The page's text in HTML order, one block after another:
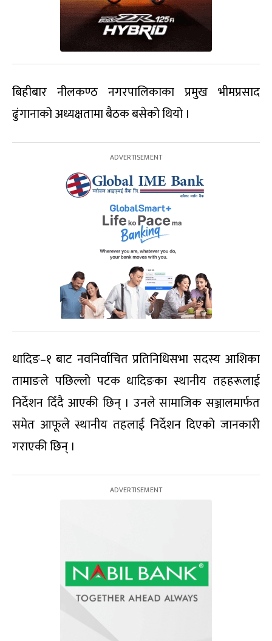
बिहीबार नीलकण्ठ नगरपालिकाका प्रमुख भीमप्रसाद
ढुंगानाको अध्यक्षतामा बैठक बसेको थियो ।
धादिङ–१ बाट नवनिर्वाचित प्रतिनिधिसभा सदस्य आशिका
तामाङले पछिल्लो पटक धादिङका स्थानीय तहहरूलाई
निर्देशन दिँदै आएकी छिन् । उनले सामाजिक सञ्जालमार्फत
समेत आफूले स्थानीय तहलाई निर्देशन दिएको जानकारी
गराएकी छिन् ।